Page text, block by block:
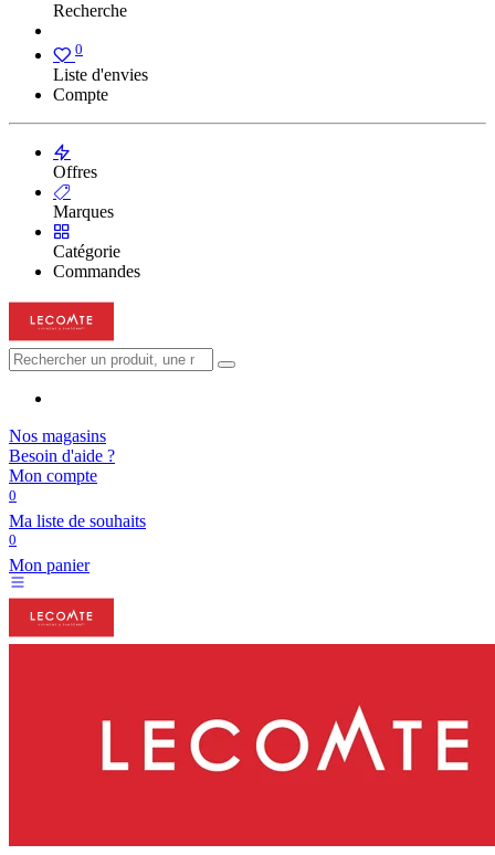
Recherche
0
Liste d'envies
Compte
Offres
Marques
Catégorie
Commandes
Nos magasins
Besoin d'aide ?
Mon compte
0
Ma liste de souhaits
0
Mon panier